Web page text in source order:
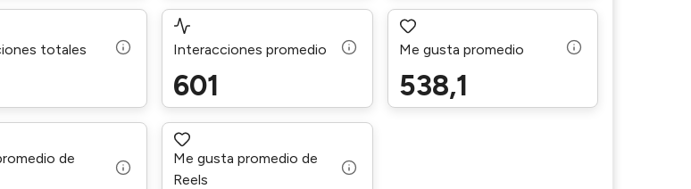
totales Interacciones promedio
601
Me gusta promedio
538,1
de
Me gusta promedio de
Reels